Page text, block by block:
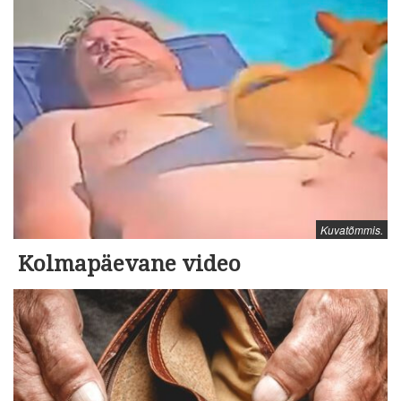
Kuvatõmmis.
Kolmapäevane video